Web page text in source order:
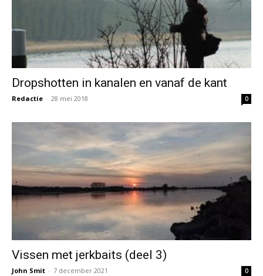
Dropshotten in kanalen en vanaf de kant
Redactie - 28 mei 2018 0
Vissen met jerkbaits (deel 3)
John Smit - 7 december 2021 0